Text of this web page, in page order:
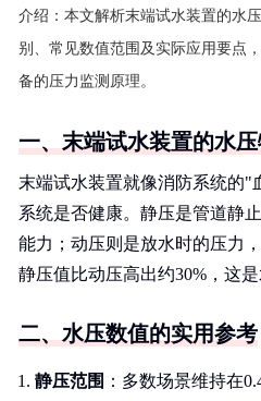
介绍： 本文解析末端试水装置的水
别、常见数值范围及实际应用要点
备的压力监测原理。
一、末端试水装置的水
末端试水装置就像消防系统的"
系统是否健康。静压是管道静
能力；动压则是放水时的压力
静压值比动压高出约30%，这
二、水压数值的实用参考
静压范围 ：多数场景维持在